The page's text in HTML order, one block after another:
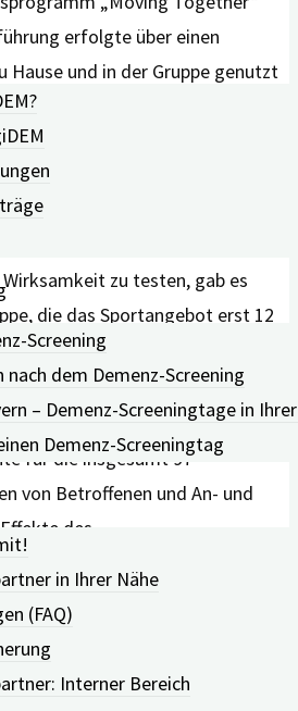
Screening
dem Demenz-Screening
– Demenz-Screeningtage in
Demenz-Screeningtag
in Ihrer Nähe
(FAQ)
Interner Bereich
erfolgte über einen
Hause und in der Gruppe genutzt
mit kognitiven
zusammen mit ihren
teil. Das Programm
12 Wochen, wobei sich
Woche für jeweils eine Stunde
zu testen, gab es
die das Sportangebot erst 12
durften.
positiv auf Lebensqualität aus
für die insgesamt 97
von Betroffenen und An- und
des
feststellen. „Die Menschen mit
berichteten über eine
nach der Teilnahme an
so die Autoren. Zudem beschrieben
12 Wochen eine Steigerung